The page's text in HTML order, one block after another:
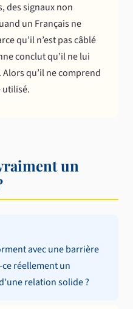
des signaux non
un Français ne
qu’il n’est pas câblé
conclut qu’il ne lui
qu’il ne comprend
utilisé.
un
avec une barrière
réellement un
relation solide ?